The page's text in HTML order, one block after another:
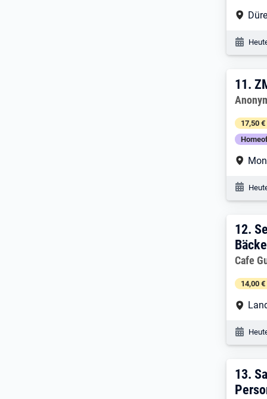
11.
11.
17,50
12.
12.
Cafe
14,00
13.
13.